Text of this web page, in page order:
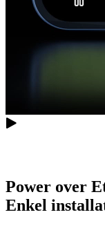
Power over
Enkel